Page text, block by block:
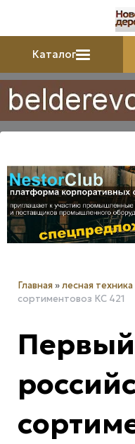
Каталог
Главная »лесная техника
сортиментовоз КС 421
Первый